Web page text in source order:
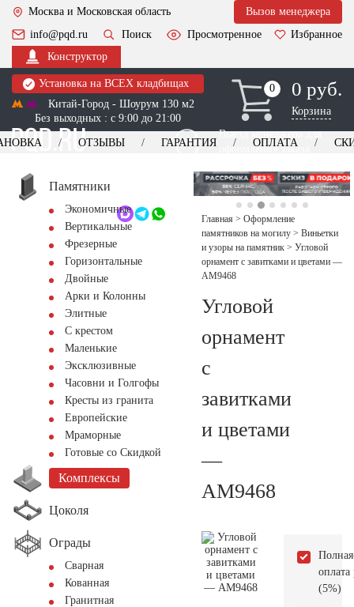
Москва и Московская область
Вызов менеджера
info@pqd.ru
Поиск Просмотренное
Избранное
Конструктор
Установка на ВСЕХ кладбищах
Китай-Город - Шоурум 130 м2
Без выходных : с 9:00 до 21:00
0
0 0 руб.
Корзина
Выезд менеджера для
оформления заказа
+7 (495) 518-44-23
Обратный звонок
ОТЗЫВЫ ГАРАНТИЯ ОПЛАТА
Памятники
Экономичные
Вертикальные
Фрезерные
Горизонтальные
Двойные
Арки и Колонны
Элитные
С крестом
Маленькие
Эксклюзивные
Часовни и Голгофы
Кресты из гранита
Европейские
Мраморные
Готовые со Скидкой
Комплексы
Цоколя
Ограды
Сварная
Кованная
Гранитная
Главная > Оформление
памятников на могилу > Виньетки
и узоры на памятник > Угловой
орнамент с завитками и цветами —
AM9468
Угловой
орнамент
с
завитками
и цветами
—
AM9468
Полная
оплата
(5%)